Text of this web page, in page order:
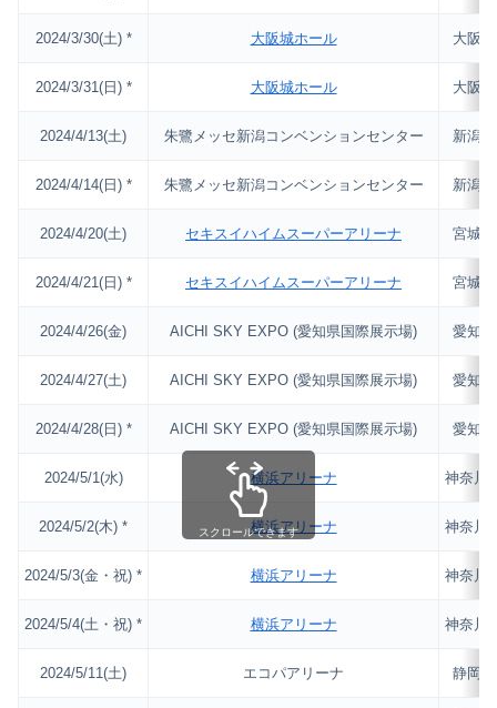
2024/3/30(土) * 大阪城ホール 大阪
2024/3/31(日) * 大阪城ホール 大阪
2024/4/13(土) 朱鷺メッセ新潟コンベンションセンター 新潟
2024/4/14(日) * 朱鷺メッセ新潟コンベンションセンター 新潟
2024/4/20(土) セキスイハイムスーパーアリーナ 宮城
2024/4/21(日) * セキスイハイムスーパーアリーナ 宮城
2024/4/26(金) AICHI SKY EXPO (愛知県国際展示場) 愛知
2024/4/27(土) AICHI SKY EXPO (愛知県国際展示場) 愛知
2024/4/28(日) * AICHI SKY EXPO (愛知県国際展示場) 愛知
2024/5/1(水) 横浜アリーナ 神奈川
2024/5/2(木) * 横浜アリーナ 神奈川
2024/5/3(金・祝) * 横浜アリーナ 神奈川
2024/5/4(土・祝) * 横浜アリーナ 神奈川
2024/5/11(土) エコパアリーナ 静岡
スクロールできます